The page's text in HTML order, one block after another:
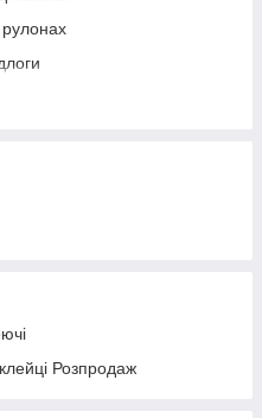
в рулонах
рулонах
пазли
вулична для тераси
Розпродаж